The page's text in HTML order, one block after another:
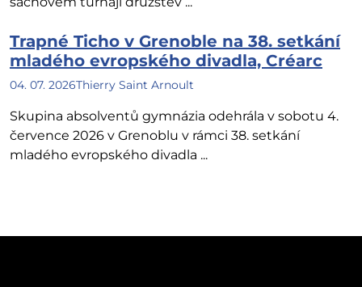
Trapné Ticho v Grenoble na 38. setkání
mladého evropského divadla, Créarc
04. 07. 2026Thierry Saint Arnoult
Skupina absolventů gymnázia odehrála v sobotu 4.
července 2026 v Grenoblu v rámci 38. setkání
mladého evropského divadla ...